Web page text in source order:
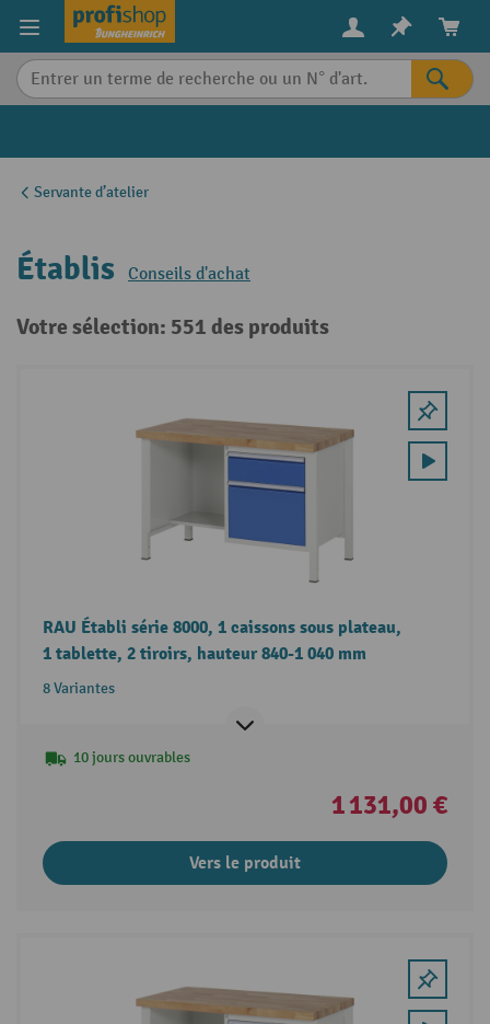
content
Servante d’atelier
Établis Conseils d'achat
Votre sélection: 551 des produits
RAU Établi série 8000, 1 caissons sous plateau,
1 tablette, 2 tiroirs, hauteur 840-1 040 mm
8 Variantes
10 jours ouvrables
1 131,00 €
Vers le produit